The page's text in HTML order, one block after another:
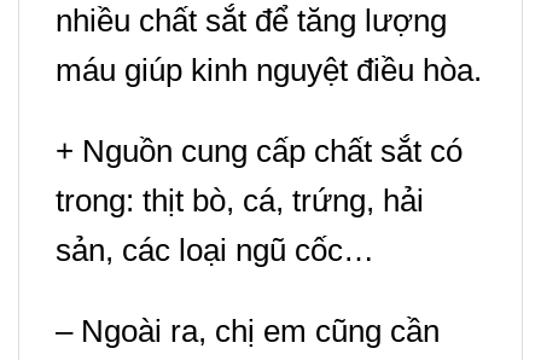
nhiều chất sắt để tăng lượng
máu giúp kinh nguyệt điều hòa.
+ Nguồn cung cấp chất sắt có
trong: thịt bò, cá, trứng, hải
sản, các loại ngũ cốc…
– Ngoài ra, chị em cũng cần